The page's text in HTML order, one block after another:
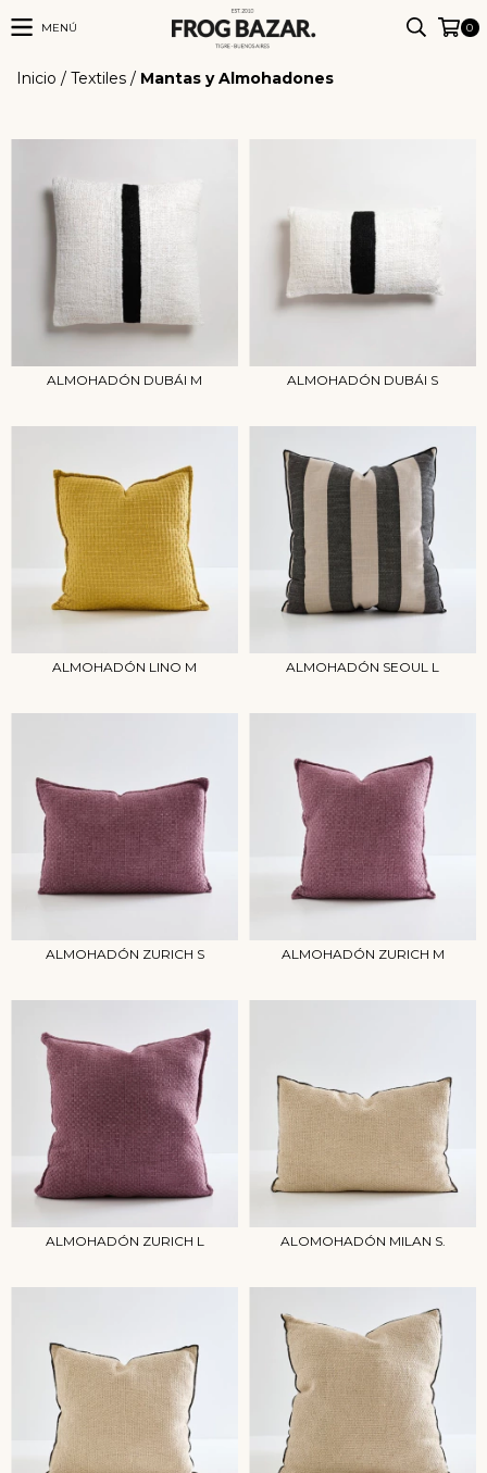
MENÚ 0
Inicio / Textiles / Mantas y Almohadones
ALMOHADÓN DUBÁI M ALMOHADÓN DUBÁI S
ALMOHADÓN LINO M ALMOHADÓN SEOUL L
ALMOHADÓN ZURICH S ALMOHADÓN ZURICH M
ALMOHADÓN ZURICH L ALOMOHADÓN MILAN S.